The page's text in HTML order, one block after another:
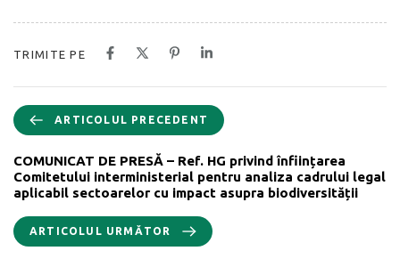
TRIMITE PE
ARTICOLUL PRECEDENT
COMUNICAT DE PRESĂ – Ref. HG privind înființarea
Comitetului interministerial pentru analiza cadrului legal
aplicabil sectoarelor cu impact asupra biodiversității
ARTICOLUL URMĂTOR